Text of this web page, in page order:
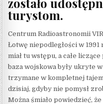
turystom.
Centrum Radioastronomii
Łotwę niepodległości w
miał tu wstępu, a całe
baza wojskowa były ukryte
trzymane w kompletnej
dzisiaj, gdyby nie pomysł
Można śmiało powiedzieć,